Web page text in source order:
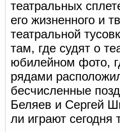
театральных
его жизненного и
театральной
там, где судят о
юбилейном фото,
рядами
бесчисленные
Беляев и Сергей
ли играют сегодня